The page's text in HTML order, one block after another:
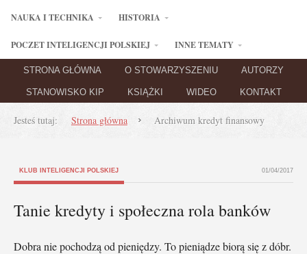
NAUKA I TECHNIKA HISTORIA
POCZET INTELIGENCJI POLSKIEJ INNE TEMATY
STRONA GŁÓWNA O STOWARZYSZENIU AUTORZY
STANOWISKO KIP KSIĄŻKI WIDEO KONTAKT
Jesteś tutaj: Strona główna Archiwum kredyt finansowy
KLUB INTELIGENCJI POLSKIEJ 01/04/2017
Tanie kredyty i społeczna rola banków
Dobra nie pochodzą od pieniędzy. To pieniądze biorą się z dóbr.